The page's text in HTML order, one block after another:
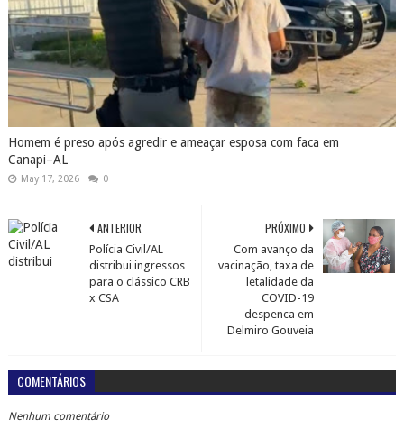
Homem é preso após agredir e ameaçar esposa com faca em
Canapi–AL
May 17, 2026 0
PRÓXIMO
Com avanço da
vacinação, taxa de
letalidade da
COVID-19
despenca em
Delmiro Gouveia
ANTERIOR
Polícia Civil/AL
distribui ingressos
para o clássico CRB
x CSA
COMENTÁRIOS
Nenhum comentário